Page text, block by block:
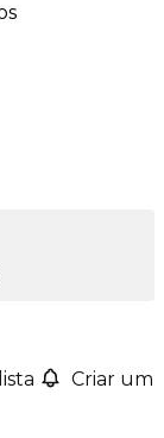
Criar um